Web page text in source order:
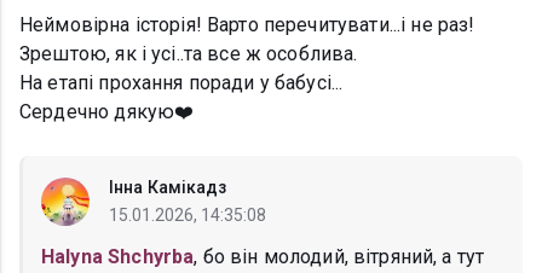
Неймовірна історія! Варто перечитувати...і не раз!
Зрештою, як і усі..та все ж особлива.
На етапі прохання поради у бабусі...
Сердечно дякую❤️
Інна Камікадз
15.01.2026, 14:35:08
Halyna Shchyrba, бо він молодий, вітряний, а тут